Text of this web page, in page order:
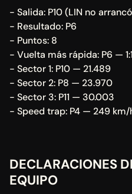
- Salida: P10 (LIN no
- Resultado: P6
- Puntos: 8
- Vuelta más rápida: P6 —
- Sector 1: P10 — 21.489
- Sector 2: P8 — 23.970
- Sector 3: P11 — 30.003
- Speed trap: P4 — 249 km/
DECLARACIONES
EQUIPO